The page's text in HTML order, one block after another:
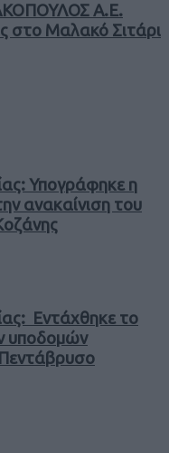
Α.Ε.
στο Μαλακό Σιτάρι
Υπογράφηκε η
ανακαίνιση του
Εντάχθηκε το
υποδομών